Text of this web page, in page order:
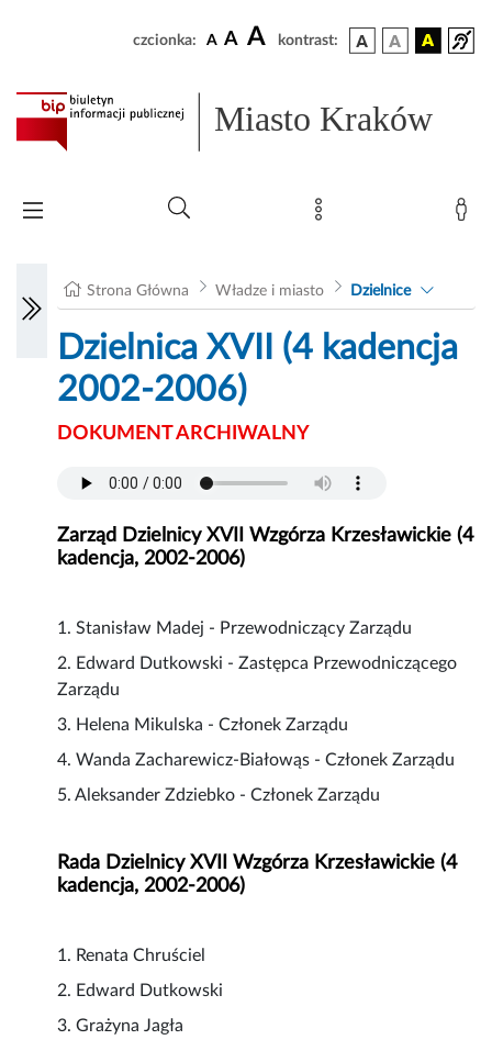
czcionka: A A A kontrast:
Miasto Kraków
Strona Główna Władze i miasto Dzielnice
Dzielnica XVII (4 kadencja
2002-2006)
DOKUMENT ARCHIWALNY
Zarząd Dzielnicy XVII Wzgórza Krzesławickie (4
kadencja, 2002-2006)
1. Stanisław Madej - Przewodniczący Zarządu
2. Edward Dutkowski - Zastępca Przewodniczącego
Zarządu
3. Helena Mikulska - Członek Zarządu
4. Wanda Zacharewicz-Białowąs - Członek Zarządu
5. Aleksander Zdziebko - Członek Zarządu
Rada Dzielnicy XVII Wzgórza Krzesławickie (4
kadencja, 2002-2006)
1. Renata Chruściel
2. Edward Dutkowski
3. Grażyna Jagła